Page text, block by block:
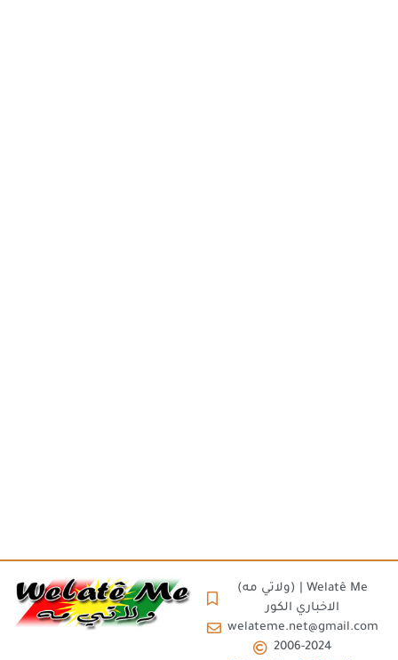
(ولاتي مه) | Welatê Me
الاخباري الكور
welateme.net@gmail.com
2006-2024